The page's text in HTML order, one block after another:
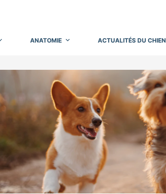
ANATOMIE ACTUALITÉS DU CHIEN